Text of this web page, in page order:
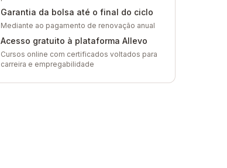
Garantia da bolsa até o final do ciclo
Mediante ao pagamento de renovação anual
Acesso gratuito à plataforma Allevo
Cursos online com certificados voltados para
carreira e empregabilidade